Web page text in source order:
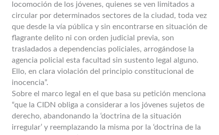
locomoción de los jóvenes, quienes se ven limitados a
circular por determinados sectores de la ciudad, toda vez
que desde la vía pública y sin encontrarse en situación de
flagrante delito ni con orden judicial previa, son
trasladados a dependencias policiales, arrogándose la
agencia policial esta facultad sin sustento legal alguno.
Ello, en clara violación del principio constitucional de
inocencia”.
Sobre el marco legal en el que basa su petición menciona
“que la CIDN obliga a considerar a los jóvenes sujetos de
derecho, abandonando la ‘doctrina de la situación
irregular’ y reemplazando la misma por la ‘doctrina de la